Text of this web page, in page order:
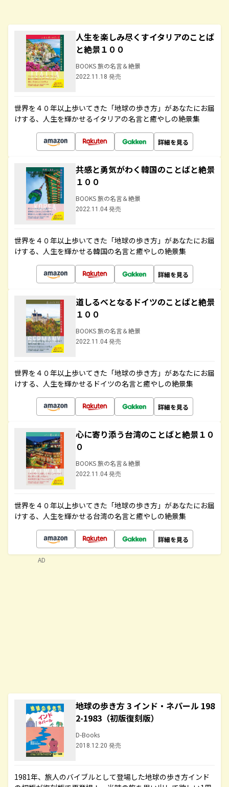
人生を楽しみ尽くすイタリアのことば
と絶景１００
BOOKS 旅の名言＆絶景
2022.11.18 発売
世界を４０年以上歩いてきた「地球の歩き方」があなたにお届
けする、人生を輝かせるイタリアの名言と癒やしの絶景集
詳細を見る
共感と勇気がわく韓国のことばと絶景
１００
BOOKS 旅の名言＆絶景
2022.11.04 発売
世界を４０年以上歩いてきた「地球の歩き方」があなたにお届
けする、人生を輝かせる韓国の名言と癒やしの絶景集
詳細を見る
道しるべとなるドイツのことばと絶景
１００
BOOKS 旅の名言＆絶景
2022.11.04 発売
世界を４０年以上歩いてきた「地球の歩き方」があなたにお届
けする、人生を輝かせるドイツの名言と癒やしの絶景集
詳細を見る
心に寄り添う台湾のことばと絶景１０
０
BOOKS 旅の名言＆絶景
2022.11.04 発売
世界を４０年以上歩いてきた「地球の歩き方」があなたにお届
けする、人生を輝かせる台湾の名言と癒やしの絶景集
詳細を見る
地球の歩き方 3 インド・ネパール 198
2-1983（初版復刻版）
D-Books
2018.12.20 発売
1981年、旅人のバイブルとして登場した地球の歩き方インド
AD